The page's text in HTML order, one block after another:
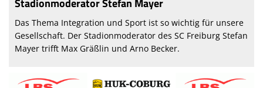
Stadionmoderator Stefan Mayer
Das Thema Integration und Sport ist so wichtig für unsere
Gesellschaft. Der Stadionmoderator des SC Freiburg Stefan
Mayer trifft Max Gräßlin und Arno Becker.